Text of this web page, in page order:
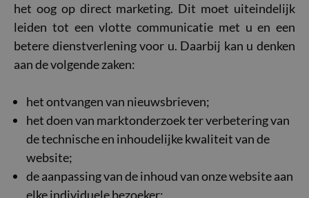
het oog op direct marketing. Dit moet uiteindelijk
leiden tot een vlotte communicatie met u en een
betere dienstverlening voor u. Daarbij kan u denken
aan de volgende zaken:
het ontvangen van nieuwsbrieven;
het doen van marktonderzoek ter verbetering van
de technische en inhoudelijke kwaliteit van de
website;
de aanpassing van de inhoud van onze website aan
elke individuele bezoeker;